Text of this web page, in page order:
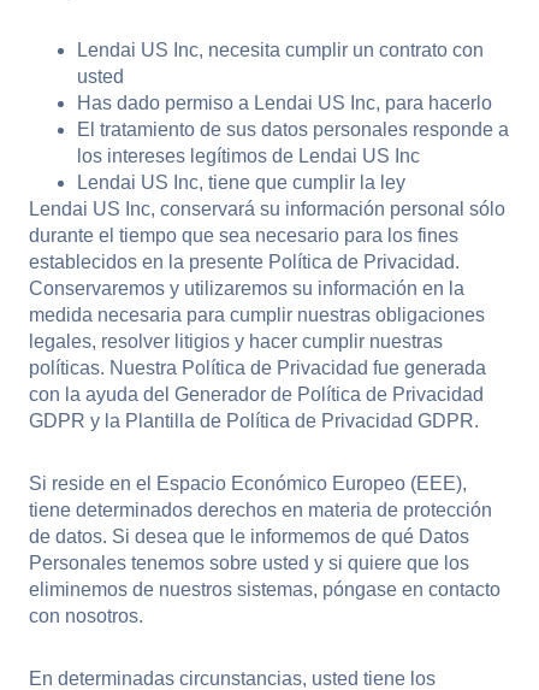
Lendai US Inc, necesita cumplir un contrato con
usted
Has dado permiso a Lendai US Inc, para hacerlo
El tratamiento de sus datos personales responde a
los intereses legítimos de Lendai US Inc
Lendai US Inc, tiene que cumplir la ley
Lendai US Inc, conservará su información personal sólo
durante el tiempo que sea necesario para los fines
establecidos en la presente Política de Privacidad.
Conservaremos y utilizaremos su información en la
medida necesaria para cumplir nuestras obligaciones
legales, resolver litigios y hacer cumplir nuestras
políticas. Nuestra Política de Privacidad fue generada
con la ayuda del Generador de Política de Privacidad
GDPR y la Plantilla de Política de Privacidad GDPR.
Si reside en el Espacio Económico Europeo (EEE),
tiene determinados derechos en materia de protección
de datos. Si desea que le informemos de qué Datos
Personales tenemos sobre usted y si quiere que los
eliminemos de nuestros sistemas, póngase en contacto
con nosotros.
En determinadas circunstancias, usted tiene los